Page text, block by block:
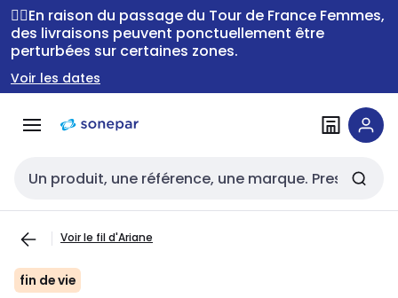
Passer à la
navigation
Passer
au
contenu
🚴‍♂️En raison du passage du Tour de France Femmes,
des livraisons peuvent ponctuellement être
perturbées sur certaines zones.
Voir les dates
Entrée de recherche
Voir le fil d'Ariane
fin de vie